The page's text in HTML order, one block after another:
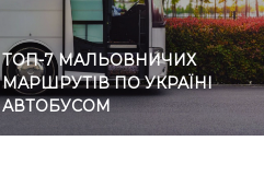
ТОП-7 МАЛЬОВНИЧИХ
МАРШРУТІВ ПО УКРАЇНІ
АВТОБУСОМ